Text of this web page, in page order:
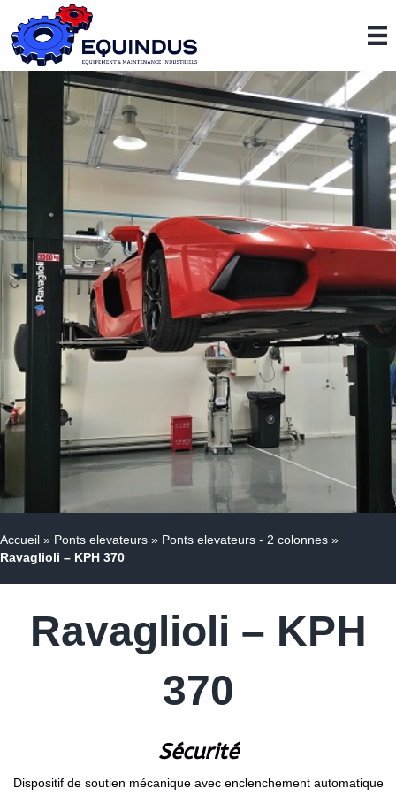
Accueil » Ponts elevateurs » Ponts elevateurs - 2 colonnes »
Ravaglioli – KPH 370
Ravaglioli – KPH
370
Sécurité
Dispositif de soutien mécanique avec enclenchement automatique